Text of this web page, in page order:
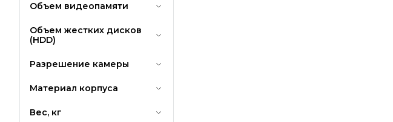
Объем видеопамяти
Объем жестких дисков
(HDD)
Разрешение камеры
Материал корпуса
Вес, кг